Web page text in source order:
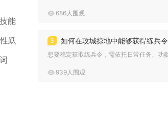
能
跃
686人围观
3 如何在攻城掠地中能够获得练兵令
939人围观